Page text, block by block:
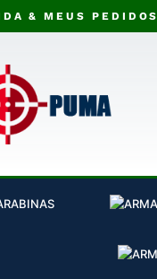
& MEUS PEDIDOS